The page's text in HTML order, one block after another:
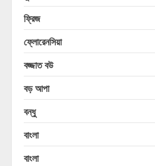
ফ্রিজ
ফ্লোরেনসিয়া
বজ্জাত বউ
বড় আপা
বন্ধু
বাংলা
বাংলা